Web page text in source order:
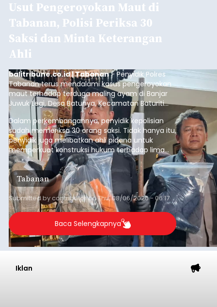
Usut Pengeroyokan Maut di
Tabanan, Polisi Periksa 30
Saksi dan Minta Keterangan
Ahli
balitribune.co.id | Tabanan- Penyidik Polres
Tabanan terus mendalami kasus pengeroyokan
maut terhadap terduga maling ayam di Banjar
Juwuk Legi, Desa Batunya, Kecamatan Baturiti
yang terjadi beberapa waktu lalu.
Dalam perkembangannya, penyidik kepolisian
sudah memeriksa 30 orang saksi. Tidak hanya itu,
penyidik juga melibatkan ahli pidana untuk
memperkuat konstruksi hukum terhadap lima
orang tersangka yang saat ini ditahan.
Tabanan
Submitted bycontributoronThu, 08/06/2026 - 06:17
Baca Selengkapnya
Iklan